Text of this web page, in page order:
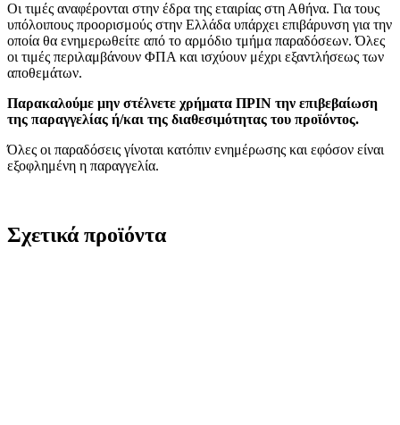
Οι τιμές αναφέρονται στην έδρα της εταιρίας στη Αθήνα. Για τους
υπόλοιπους προορισμούς στην Ελλάδα υπάρχει επιβάρυνση για την
οποία θα ενημερωθείτε από το αρμόδιο τμήμα παραδόσεων. Όλες
οι τιμές περιλαμβάνουν ΦΠΑ και ισχύουν μέχρι εξαντλήσεως των
αποθεμάτων.
Παρακαλούμε μην στέλνετε χρήματα ΠΡΙΝ την επιβεβαίωση
της παραγγελίας ή/και της διαθεσιμότητας του προϊόντος.
Όλες οι παραδόσεις γίνοται κατόπιν ενημέρωσης και εφόσον είναι
εξοφλημένη η παραγγελία.
Σχετικά προϊόντα